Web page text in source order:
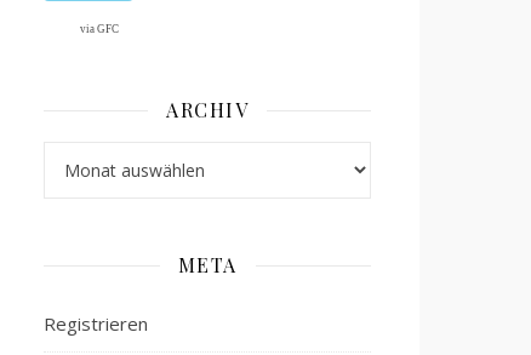
via GFC
ARCHIV
META
Registrieren